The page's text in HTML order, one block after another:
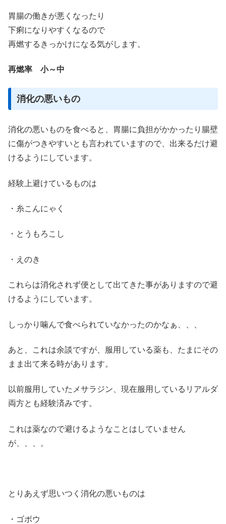
胃腸の働きが悪くなったり
下痢になりやすくなるので
再燃するきっかけになる気がします。
再燃率 小～中
消化の悪いもの
消化の悪いものを食べると、胃腸に負担がかかったり腸壁
に傷がつきやすいとも言われていますので、出来るだけ避
けるようにしています。
経験上避けているものは
・糸こんにゃく
・とうもろこし
・えのき
これらは消化されず便として出てきた事がありますので避
けるようにしています。
しっかり噛んで食べられていなかったのかなぁ、、、
あと、これは余談ですが、服用している薬も、たまにその
まま出て来る時があります。
以前服用していたメサラジン、現在服用しているリアルダ
両方とも経験済みです。
これは薬なので避けるようなことはしていません
が、、、。
とりあえず思いつく消化の悪いものは
・ゴボウ